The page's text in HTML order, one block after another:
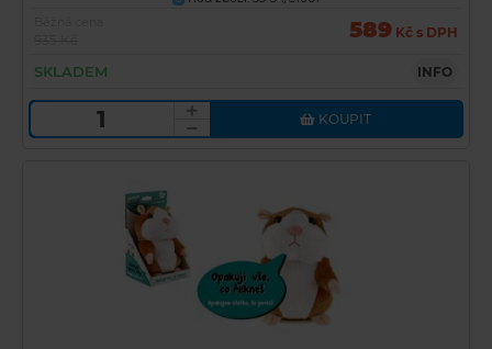
589 Kč s DPH
SKLADEM INFO
KOUPIT